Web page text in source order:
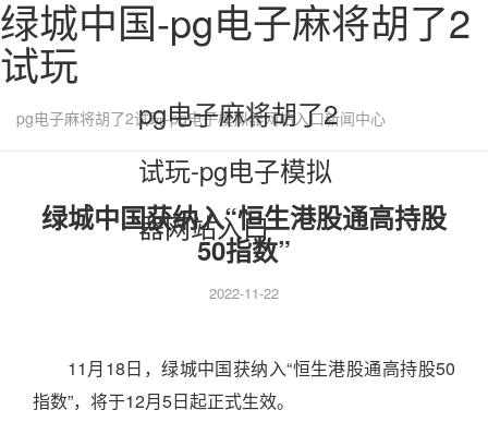
绿城中国-pg电子麻将胡了2
试玩
pg电子麻将胡了2
试玩-pg电子模拟
器网站入口
pg电子麻将胡了2试玩-pg电子模拟器网站入口新闻中心
绿城中国获纳入“恒生港股通高持股
50指数”
2022-11-22
11月18日，绿城中国获纳入“恒生港股通高持股50
指数”，将于12月5日起正式生效。